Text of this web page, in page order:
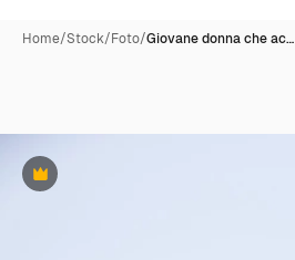
Home/Stock/Foto/Giovane donna che ac…
Premium